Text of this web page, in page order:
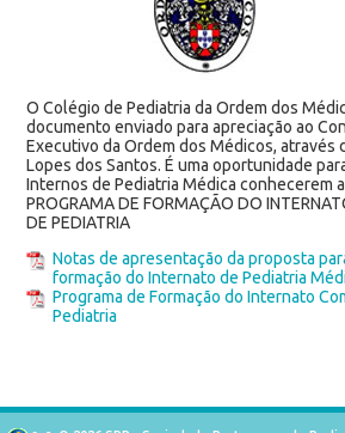
O Colégio de Pediatria da Ordem dos
documento enviado para apreciação ao
Executivo da Ordem dos Médicos, através
Lopes dos Santos. É uma oportunidade
Internos de Pediatria Médica conhecerem
PROGRAMA DE FORMAÇÃO DO
DE PEDIATRIA
Notas de apresentação da proposta
formação do Internato de Pediatria
Programa de Formação do Internato
Pediatria